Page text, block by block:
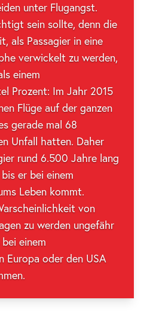
unter Flugangst.
sein sollte, denn die
als Passagier in eine
verwickelt zu werden,
einem
Prozent: Im Jahr 2015
Flüge auf der ganzen
gerade mal 68
Unfall hatten. Daher
rund 6.500 Jahre lang
er bei einem
Leben kommt.
von
zu werden ungefähr
einem
Europa oder den USA